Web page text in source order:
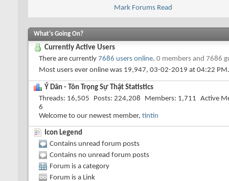
Mark Forums Read
What's Going On?
Currently Active Users
There are currently 7686 users online. 0 members and 7686
Most users ever online was 19,947, 03-02-2019 at 04:22 PM.
Ý Dân - Tôn Trọng Sự Thật Statistics
Threads 16,505 Posts 224,208 Members 1,711 Active
6
Welcome to our newest member, tintin
Icon Legend
Contains unread forum posts
Contains no unread forum posts
Forum is a category
Forum is a Link